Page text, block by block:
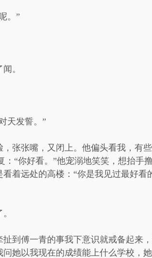
。”
。
天发誓。”
张张嘴，又闭上。他偏头看我，有
：“你好看。”他宠溺地笑笑，想抬手
着远处的高楼：“你是我见过最好看
到傅一青的事我下意识就戒备起来
她以我现在的成绩能上什么学校，